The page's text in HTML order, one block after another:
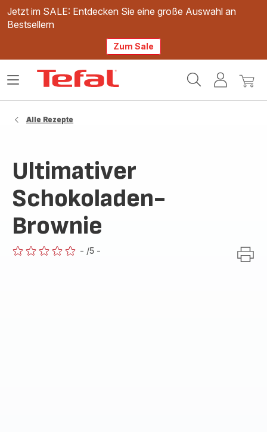
Jetzt im SALE: Entdecken Sie eine große Auswahl an
Bestsellern
Zum Sale
Mein
Mein
Das
Alle Rezepte
Ultimativer
Schokoladen-
Brownie
- /5 -